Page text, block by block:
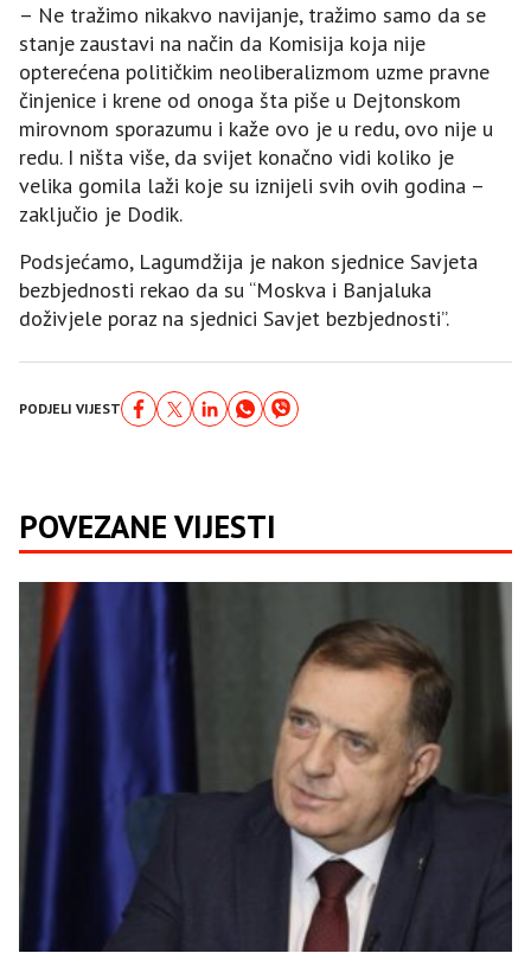
– Ne tražimo nikakvo navijanje, tražimo samo da se
stanje zaustavi na način da Komisija koja nije
opterećena političkim neoliberalizmom uzme pravne
činjenice i krene od onoga šta piše u Dejtonskom
mirovnom sporazumu i kaže ovo je u redu, ovo nije u
redu. I ništa više, da svijet konačno vidi koliko je
velika gomila laži koje su iznijeli svih ovih godina –
zaključio je Dodik.
Podsjećamo, Lagumdžija je nakon sjednice Savjeta
bezbjednosti rekao da su “Moskva i Banjaluka
doživjele poraz na sjednici Savjet bezbjednosti”.
PODJELI VIJEST
POVEZANE VIJESTI